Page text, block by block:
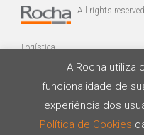
All rights
Logística
A Rocha utiliza
funcionalidade de
experiência dos
Política de Cookies